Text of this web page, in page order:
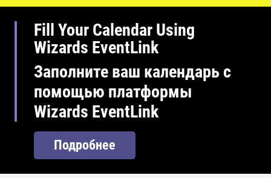
Fill Your Calendar Using
Wizards EventLink
Заполните ваш календарь с
помощью платформы
Wizards EventLink
Подробнее